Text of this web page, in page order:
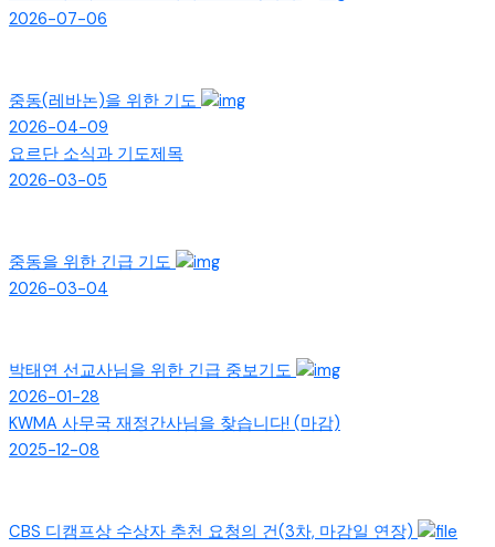
2026-07-06
중동(레바논)을 위한 기도
2026-04-09
요르단 소식과 기도제목
2026-03-05
중동을 위한 긴급 기도
2026-03-04
박태연 선교사님을 위한 긴급 중보기도
2026-01-28
KWMA 사무국 재정간사님을 찾습니다! (마감)
2025-12-08
CBS 디캠프상 수상자 추천 요청의 건(3차, 마감일 연장)